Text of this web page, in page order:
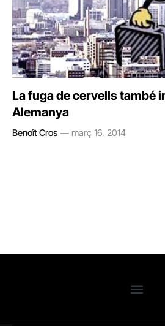
La fuga de cervells també
Alemanya
Benoît Cros març 16, 2014